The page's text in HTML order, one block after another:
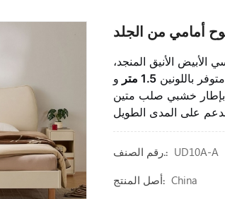
الأنيق المنجد،
باللونين 1.5 متر
و
بإطار خشبي صلب متين
رقم الصنف.: UD10A-A
أصل المنتج: China